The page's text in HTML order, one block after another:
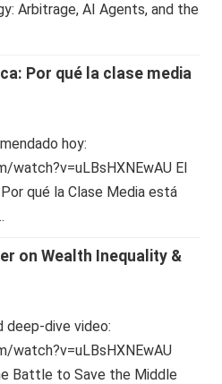
Arbitrage, AI Agents, and the
Por qué la clase media
hoy:
watch?v=uLBsHXNEwAU El
qué la Clase Media está
on Wealth Inequality &
deep-dive video:
watch?v=uLBsHXNEwAU
Battle to Save the Middle